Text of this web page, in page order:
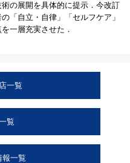
の展開を具体的に提示．今改訂
「自立・自律」「セルフケア」
一層充実させた．
一覧
覧
報一覧